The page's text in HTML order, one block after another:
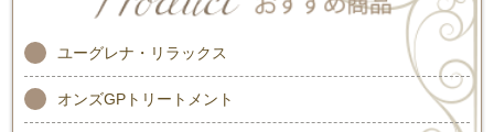
ユーグレナ・リラックス
オンズGPトリートメント